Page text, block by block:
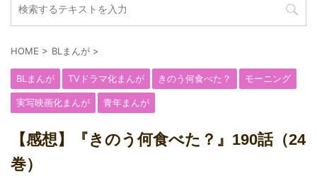
HOME > BLまんが >
BLまんが TVドラマ化まんが きのう何食べた？ モーニング
実写映画化まんが 青年まんが
【感想】『きのう何食べた？』190話（24
巻）